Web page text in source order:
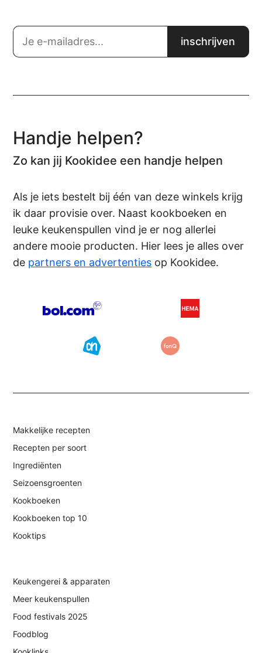
Handje helpen?
Zo kan jij Kookidee een handje helpen
Als je iets bestelt bij één van deze winkels krijg
ik daar provisie over. Naast kookboeken en
leuke keukenspullen vind je er nog allerlei
andere mooie producten. Hier lees je alles over
de partners en advertenties op Kookidee.
Makkelijke recepten
Recepten per soort
Ingrediënten
Seizoensgroenten
Kookboeken
Kookboeken top 10
Kooktips
Keukengerei & apparaten
Meer keukenspullen
Food festivals 2025
Foodblog